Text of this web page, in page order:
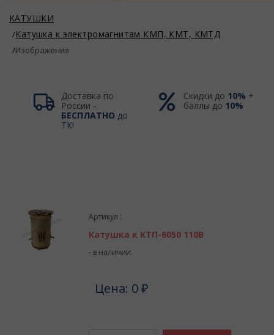
КАТУШКИ
Катушка к электромагнитам КМП, КМТ, КМТД
Изображения
Доставка по
России -
БЕСПЛАТНО до
ТК!
Скидки до 10% +
баллы до 10%
Артикул :
Катушка к КТП-6050 110В
- в наличии.
Цена: 0 ₽